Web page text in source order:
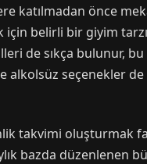
katılmadan önce
için belirli bir giyim
de sıkça bulunur,
alkolsüz seçenekler de
takvimi oluşturmak
bazda düzenlenen